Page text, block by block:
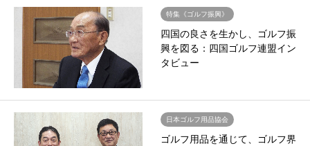
特集《ゴルフ振興》
四国の良さを生かし、ゴルフ振
興を図る：四国ゴルフ連盟イン
タビュー
日本ゴルフ用品協会
ゴルフ用品を通じて、ゴルフ界